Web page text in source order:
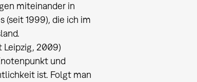
miteinander in
(seit 1999), die ich im
Leipzig, 2009)
und
ist. Folgt man